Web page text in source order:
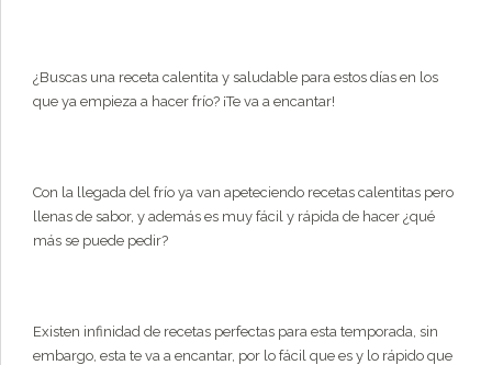
¿Buscas una receta calentita y saludable para estos días en los
que ya empieza a hacer frío? ¡Te va a encantar!
Con la llegada del frío ya van apeteciendo recetas calentitas pero
llenas de sabor, y además es muy fácil y rápida de hacer ¿qué
más se puede pedir?
Existen infinidad de recetas perfectas para esta temporada, sin
embargo, esta te va a encantar, por lo fácil que es y lo rápido que